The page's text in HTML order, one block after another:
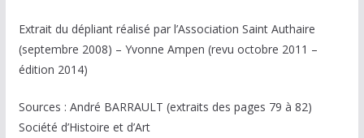
Extrait du dépliant réalisé par l’Association Saint Authaire
(septembre 2008) – Yvonne Ampen (revu octobre 2011 –
édition 2014)
Sources : André BARRAULT (extraits des pages 79 à 82)
Société d’Histoire et d’Art